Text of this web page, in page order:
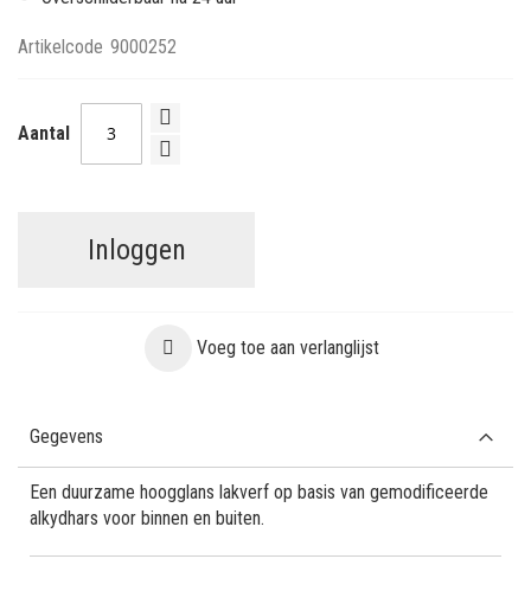
Artikelcode 9000252
Aantal
Inloggen
Voeg toe aan verlanglijst
Gegevens
Een duurzame hoogglans lakverf op basis van gemodificeerde
alkydhars voor binnen en buiten.